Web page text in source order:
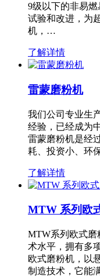
9级以下的非易
试验和改进，为
机，…
了解详情
雷蒙磨粉机
我们公司专业生
经验，已经成为
雷蒙磨粉机是经
耗、投资小、环
了解详情
MTW 系列欧
MTW系列欧式磨
术水平，拥有多
欧式磨粉机，以
制造技术，它能